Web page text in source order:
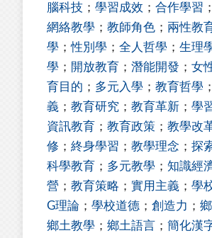
腦科技 ； 學習成效 ； 合作學習 ；
網絡教學 ； 教師角色 ； 兩性教
學 ；性別學 ； 全人哲學 ； 生理
學 ； 開放教育 ； 潛能開發 ； 女
育目的 ； 多元入學 ； 教育哲學 ；
義 ； 教育研究 ； 教育革新 ； 學
資訊教育 ； 教育政策 ； 教學改
修 ； 終身學習 ； 教學理念 ； 探
科學教育 ； 多元教學 ； 知識經
營 ； 教育策略 ； 實用主義 ； 學
G理論 ； 學校道德 ； 創造力 ；
鄉土教學 ； 鄉土語言 ； 簡化漢